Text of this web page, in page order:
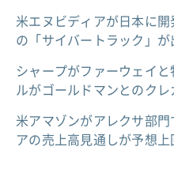
米エヌビディアが日本に
の「サイバートラック」
シャープがファーウェイ
ルがゴールドマンとのク
米アマゾンがアレクサ部
アの売上高見通しが予想